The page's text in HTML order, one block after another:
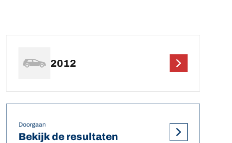
2012
Doorgaan
Bekijk de resultaten